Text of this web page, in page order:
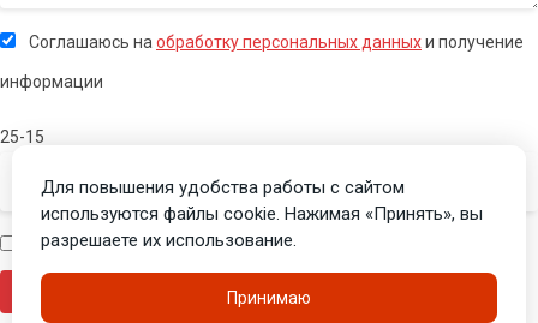
Соглашаюсь на обработку персональных данныхи получение
информации
25-15
Я человек
Для повышения удобства работы с сайтом
используются файлы cookie. Нажимая «Принять», вы
разрешаете их использование.
Принимаю